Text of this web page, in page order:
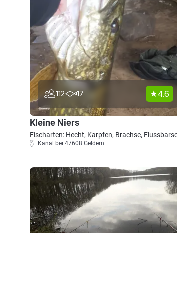
112 17 4.6
Kleine Niers
Fischarten: Hecht, Karpfen, Brachse,
Kanal bei 47608 Geldern